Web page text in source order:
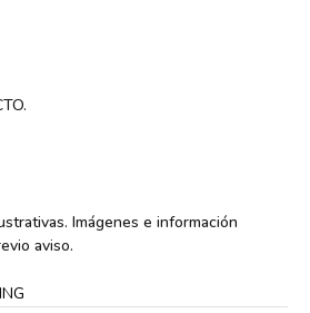
Imágenes e información
aviso.